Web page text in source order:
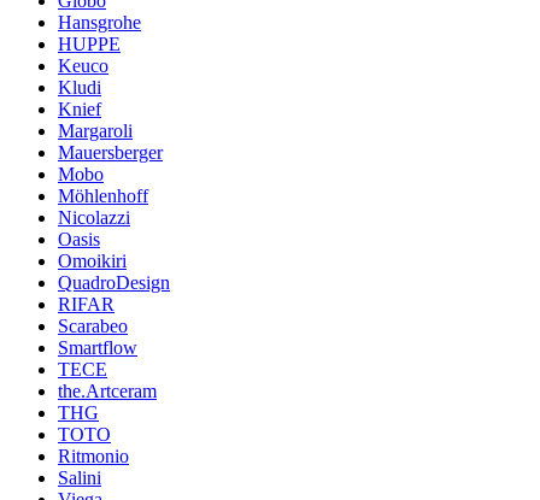
Hansgrohe
HUPPE
Keuco
Kludi
Knief
Margaroli
Mauersberger
Mobo
Möhlenhoff
Nicolazzi
Oasis
Omoikiri
QuadroDesign
RIFAR
Scarabeo
Smartflow
TECE
the.Artceram
THG
TOTO
Ritmonio
Salini